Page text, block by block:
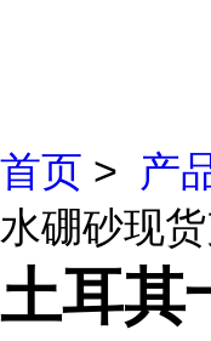
首页 > 产
水硼砂现
土耳其